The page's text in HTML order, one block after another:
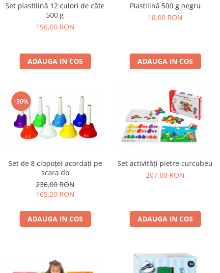
Set plastilină 12 culori de câte
500 g
196,00 RON
ADAUGA IN COS
Plastilină 500 g negru
18,00 RON
ADAUGA IN COS
-30%
Set de 8 clopoței acordați pe
scara do
236,00 RON
165,20 RON
ADAUGA IN COS
Set activități pietre curcubeu
207,00 RON
ADAUGA IN COS